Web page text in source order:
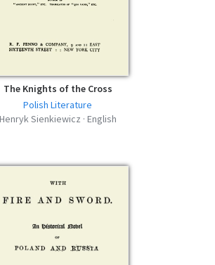
The Knights of the Cross
Polish Literature
Henryk Sienkiewicz · English